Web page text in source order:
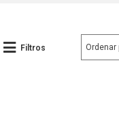
Filtros